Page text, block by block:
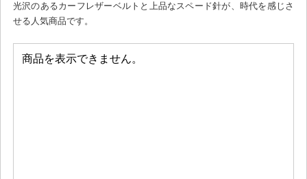
光沢のあるカーフレザーベルトと上品なスペード針が、時代を感じさ
せる人気商品です。